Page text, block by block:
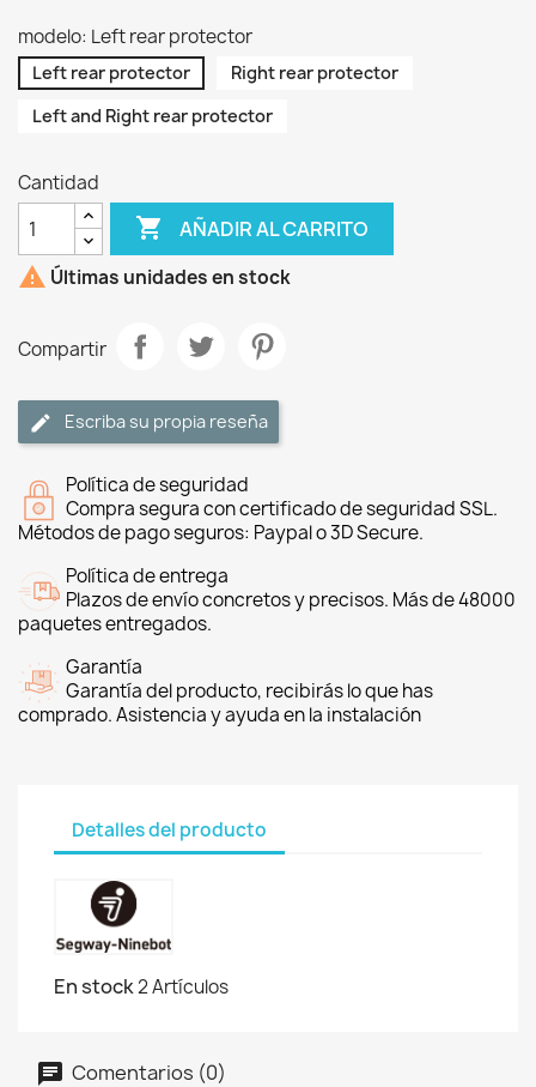
modelo: Left rear protector
Left rear protector
Right rear protector
Left and Right rear protector
Cantidad
 AÑADIR AL CARRITO
 Últimas unidades en stock
Compartir
Escriba su propia reseña
Política de seguridad
Compra segura con certificado de seguridad SSL.
Métodos de pago seguros: Paypal o 3D Secure.
Política de entrega
Plazos de envío concretos y precisos. Más de 48000
paquetes entregados.
Garantía
Garantía del producto, recibirás lo que has
comprado. Asistencia y ayuda en la instalación
Detalles del producto
En stock2 Artículos
Comentarios (0)